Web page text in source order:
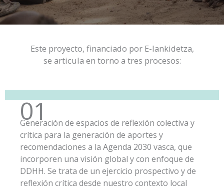
Este proyecto, financiado por E-lankidetza,
se articula en torno a tres procesos:
01
Generación de espacios de reflexión colectiva y
crítica para la generación de aportes y
recomendaciones a la Agenda 2030 vasca, que
incorporen una visión global y con enfoque de
DDHH. Se trata de un ejercicio prospectivo y de
reflexión crítica desde nuestro contexto local